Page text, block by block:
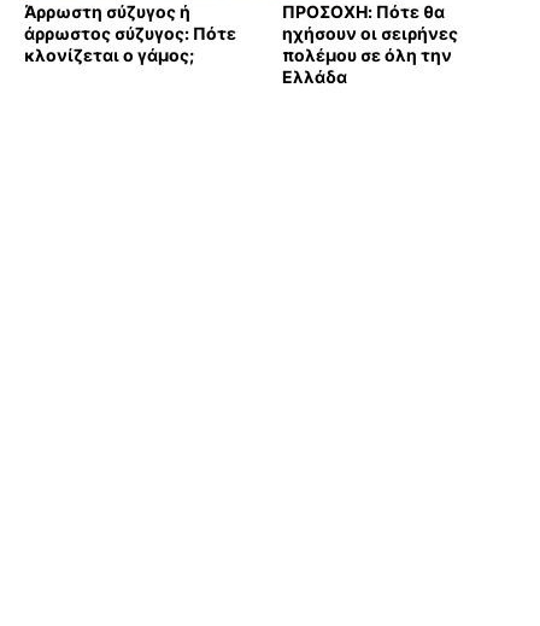
Άρρωστη σύζυγος ή
άρρωστος σύζυγος: Πότε
κλονίζεται ο γάμος;
ΠΡΟΣΟΧΗ: Πότε θα
ηχήσουν οι σειρήνες
πολέμου σε όλη την
Ελλάδα